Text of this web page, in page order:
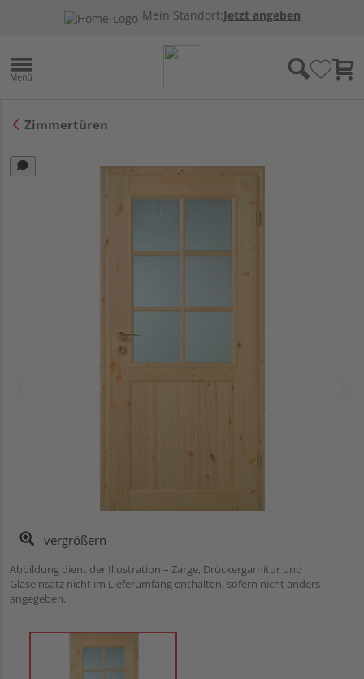
Mein Standort:Jetzt angeben
Zimmertüren
vergrößern
Abbildung dient der Illustration – Zarge, Drückergarnitur und
Glaseinsatz nicht im Lieferumfang enthalten, sofern nicht anders
angegeben.